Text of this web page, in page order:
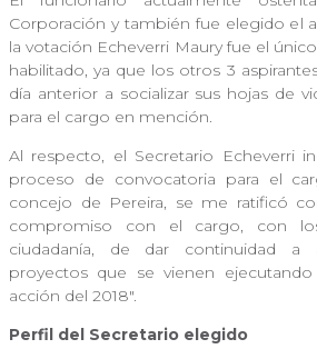
Corporación y también fue elegido el
la votación Echeverri Maury fue el
habilitado, ya que los otros 3
día anterior a socializar sus hojas de
para el cargo en mención.
Al respecto, el Secretario Echeverri
proceso de convocatoria para el
concejo de Pereira, se me ratificó
compromiso con el cargo, con
ciudadanía, de dar continuidad a
proyectos que se vienen
acción del 2018".
Perfil del Secretario elegido